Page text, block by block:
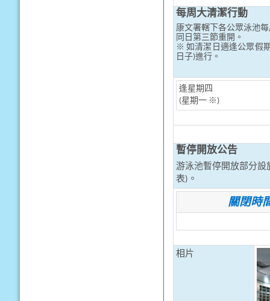
每周大清潔行動
康文署轄下各公眾泳池
同日第三節重開。
※ 如清潔日適逢公眾假
日子)進行。
逢星期四
(星期一 ※)
暫停開放公告
游泳池暫停開放部分設
表)。
關閉時
相片